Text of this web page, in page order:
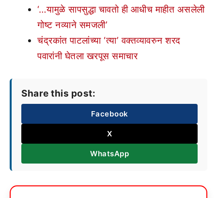
‘…यामुळे सापसुद्धा चावतो ही आधीच माहीत असलेली
गोष्ट नव्याने समजली’
चंद्रकांत पाटलांच्या ‘त्या’ वक्तव्यावरुन शरद
पवारांनी घेतला खरपूस समाचार
Share this post:
Facebook
X
WhatsApp